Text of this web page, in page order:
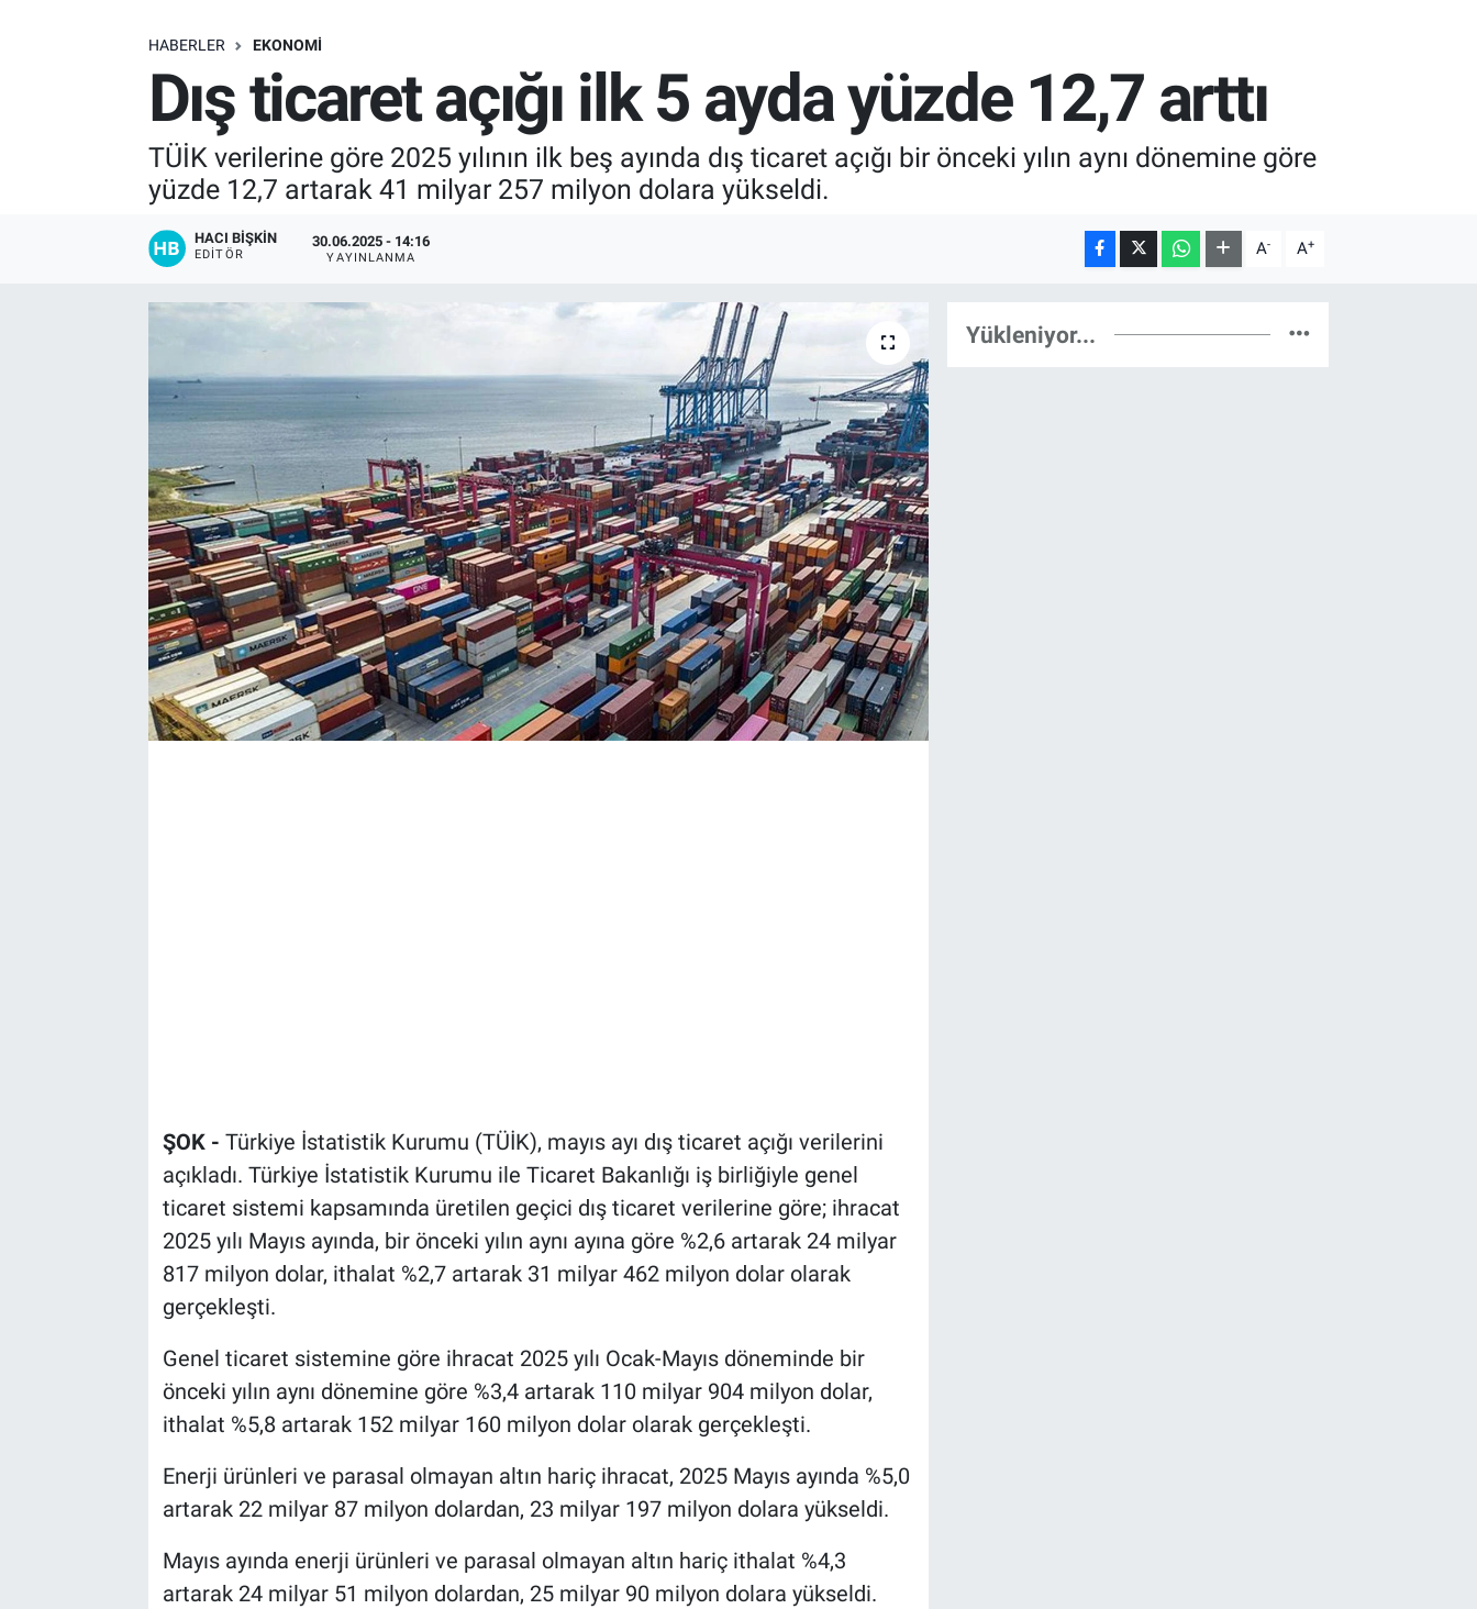
HABERLER EKONOMI
Dış ticaret açığı ilk 5 ayda yüzde 12,7 arttı
TÜİK verilerine göre 2025 yılının ilk beş ayında dış ticaret açığı bir önceki yılın aynı dönemine göre
yüzde 12,7 artarak 41 milyar 257 milyon dolara yükseldi.
HACI BIŞKIN
EDITÖR
30.06.2025 - 14:16
YAYINLANMA A- A+
ŞOK - Türkiye İstatistik Kurumu (TÜİK), mayıs ayı dış ticaret açığı verilerini
açıkladı. Türkiye İstatistik Kurumu ile Ticaret Bakanlığı iş birliğiyle genel
ticaret sistemi kapsamında üretilen geçici dış ticaret verilerine göre; ihracat
2025 yılı Mayıs ayında, bir önceki yılın aynı ayına göre %2,6 artarak 24 milyar
817 milyon dolar, ithalat %2,7 artarak 31 milyar 462 milyon dolar olarak
gerçekleşti.
Genel ticaret sistemine göre ihracat 2025 yılı Ocak-Mayıs döneminde bir
önceki yılın aynı dönemine göre %3,4 artarak 110 milyar 904 milyon dolar,
ithalat %5,8 artarak 152 milyar 160 milyon dolar olarak gerçekleşti.
Enerji ürünleri ve parasal olmayan altın hariç ihracat, 2025 Mayıs ayında %5,0
artarak 22 milyar 87 milyon dolardan, 23 milyar 197 milyon dolara yükseldi.
Mayıs ayında enerji ürünleri ve parasal olmayan altın hariç ithalat %4,3
artarak 24 milyar 51 milyon dolardan, 25 milyar 90 milyon dolara yükseldi.
Yükleniyor...
ÖZEL HABER
Bize ulaşın
İletişim/Künye
Gözden Kaçmasın